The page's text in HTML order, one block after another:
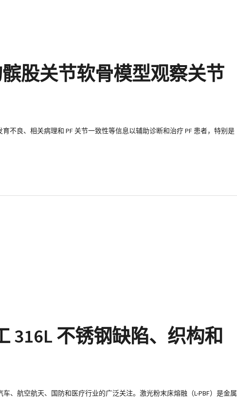
股关节软骨模型观察关节
不良、相关病理和 PF 关节一致性等信息以辅助诊断和治疗 PF 患者，特别是
316L 不锈钢缺陷、织构和
、航空航天、国防和医疗行业的广泛关注。激光粉末床熔融（L-PBF）是金属